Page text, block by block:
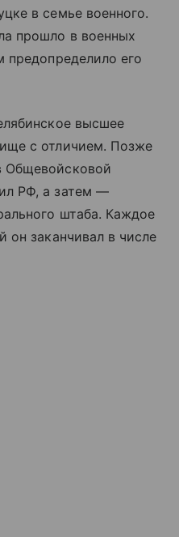
в семье военного.
прошло в военных
предопределило его
высшее
с отличием. Позже
Общевойсковой
РФ, а затем —
штаба. Каждое
он заканчивал в числе